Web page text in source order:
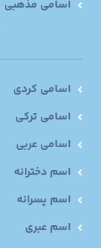
اسامی مذهبی
اسامی کردی
اسامی ترکی
اسامی عربی
اسم دخترانه
اسم پسرانه
اسم عبری